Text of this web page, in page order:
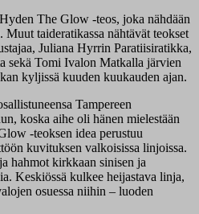
The Glow -teos, joka nähdään
taideratikassa nähtävät teokset
Juliana Hyrrin Paratiisiratikka,
sekä Tomi Ivalon Matkalla järvien
kyljissä kuuden kuukauden ajan.
Tampereen
koska aihe oli hänen mielestään
-teoksen idea perustuu
kuvituksen valkoisissa linjoissa.
hahmot kirkkaan sinisen ja
Keskiössä kulkee heijastava linja,
osuessa niihin – luoden